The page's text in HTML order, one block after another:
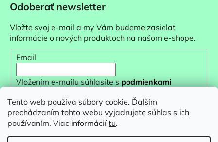
Tento web používa súbory cookie. Ďalším
prechádzaním tohto webu vyjadrujete súhlas s ich
používaním. Viac informáciítu.
Odoberať newsletter
Vložte svoj e-mail a my Vám budeme zasielať
informácie o nových produktoch na našom e-shope.
Email
Vložením e-mailu súhlasíte spodmienkami
PRIHLÁSIŤ SA